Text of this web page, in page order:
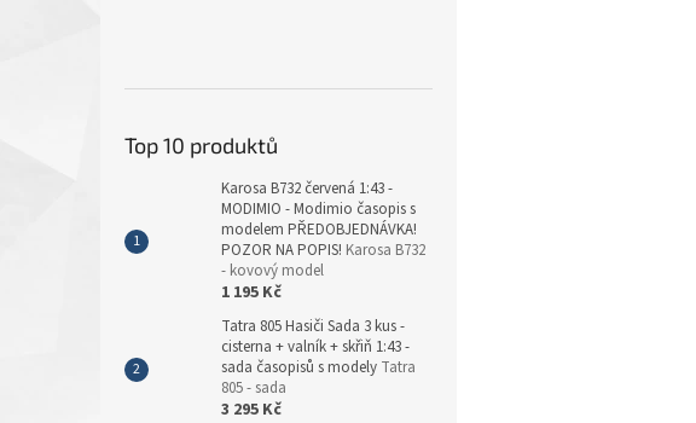
Top 10 produktů
Karosa B732 červená 1:43 -
MODIMIO - Modimio časopis s
modelem PŘEDOBJEDNÁVKA!
POZOR NA POPIS! Karosa B732
- kovový model
1 195 Kč
Tatra 805 Hasiči Sada 3 kus -
cisterna + valník + skřiň 1:43 -
sada časopisů s modely Tatra
805 - sada
3 295 Kč